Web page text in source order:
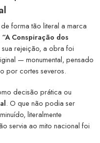
forma tão literal a marca
“A Conspiração dos
sua rejeição, a obra foi
— monumental, pensado
por cortes severos.
decisão prática ou
. O que não podia ser
literalmente
servia ao mito nacional foi